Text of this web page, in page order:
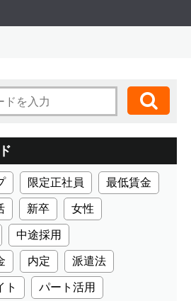
限定正社員 最低賃金
新卒 女性
中途採用
内定 派遣法
ト パート活用